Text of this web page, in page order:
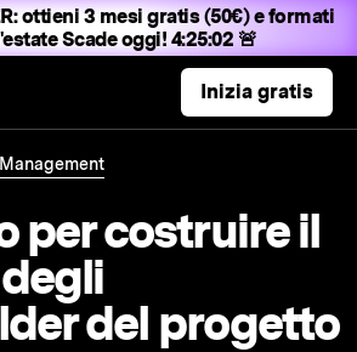
ottieni 3 mesi gratis (50€) e formati
Scade oggi! 4:25:01 🚨
Inizia gratis
per costruire il
del progetto